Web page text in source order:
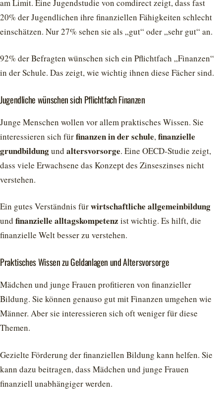
am Limit. Eine Jugendstudie von comdirect zeigt, dass fast
20% der Jugendlichen ihre finanziellen Fähigkeiten schlecht
einschätzen. Nur 27% sehen sie als „gut“ oder „sehr gut“ an.
92% der Befragten wünschen sich ein Pflichtfach „Finanzen“
in der Schule. Das zeigt, wie wichtig ihnen diese Fächer sind.
Jugendliche wünschen sich Pflichtfach Finanzen
Junge Menschen wollen vor allem praktisches Wissen. Sie
interessieren sich fürfinanzen in der schule,finanzielle
grundbildungund altersvorsorge. Eine OECD-Studie zeigt,
dass viele Erwachsene das Konzept des Zinseszinses nicht
verstehen.
Ein gutes Verständnis fürwirtschaftliche allgemeinbildung
und finanzielle alltagskompetenz ist wichtig. Es hilft, die
finanzielle Welt besser zu verstehen.
Praktisches Wissen zu Geldanlagen und Altersvorsorge
Mädchen und junge Frauen profitieren von finanzieller
Bildung. Sie können genauso gut mit Finanzen umgehen wie
Männer. Aber sie interessieren sich oft weniger für diese
Themen.
Gezielte Förderung der finanziellen Bildung kann helfen. Sie
kann dazu beitragen, dass Mädchen und junge Frauen
finanziell unabhängiger werden.